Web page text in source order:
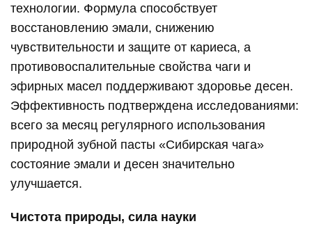
технологии. Формула способствует
восстановлению эмали, снижению
чувствительности и защите от кариеса, а
противовоспалительные свойства чаги и
эфирных масел поддерживают здоровье десен.
Эффективность подтверждена исследованиями:
всего за месяц регулярного использования
природной зубной пасты «Сибирская чага»
состояние эмали и десен значительно
улучшается.
Чистота природы, сила науки